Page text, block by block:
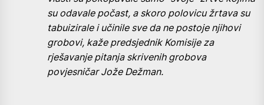
su odavale počast, a skoro polovicu žrtava su
tabuizirale i učinile sve da ne postoje njihovi
grobovi, kaže predsjednik Komisije za
rješavanje pitanja skrivenih grobova
povjesničar Jože Dežman.